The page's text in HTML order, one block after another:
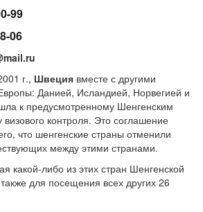
99
06
г., Швеция вместе с другими
Данией, Исландией, Норвегией и
к предусмотренному Шенгенским
контроля. Это соглашение
что шенгенские страны отменили
между этими странами.
какой-либо из этих стран Шенгенской
для посещения всех других 26